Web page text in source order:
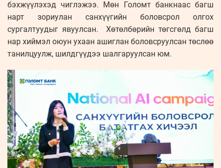
бэхжүүлэхэд чиглэжээ. Мөн Голомт банкнаас багш
нарт зориулан санхүүгийн боловсрол олгох
сургалтуудыг явуулсан. Хөтөлбөрийн төгсгөлд багш
нар хиймэл оюун ухаан ашиглан боловсруулсан төслөө
танилцуулж, шилдгүүдээ шалгаруулсан юм.